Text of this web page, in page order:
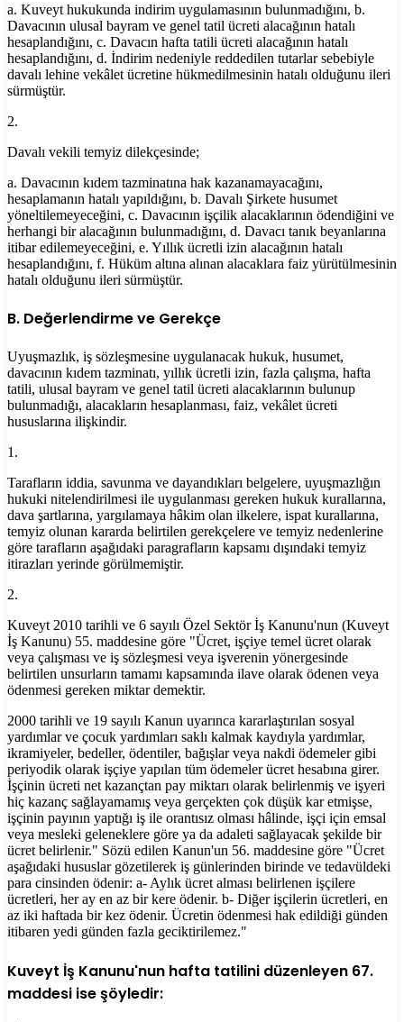
a. Kuveyt hukukunda indirim uygulamasının bulunmadığını, b.
Davacının ulusal bayram ve genel tatil ücreti alacağının hatalı
hesaplandığını, c. Davacın hafta tatili ücreti alacağının hatalı
hesaplandığını, d. İndirim nedeniyle reddedilen tutarlar sebebiyle
davalı lehine vekâlet ücretine hükmedilmesinin hatalı olduğunu ileri
sürmüştür.
2.
Davalı vekili temyiz dilekçesinde;
a. Davacının kıdem tazminatına hak kazanamayacağını,
hesaplamanın hatalı yapıldığını, b. Davalı Şirkete husumet
yöneltilemeyeceğini, c. Davacının işçilik alacaklarının ödendiğini ve
herhangi bir alacağının bulunmadığını, d. Davacı tanık beyanlarına
itibar edilemeyeceğini, e. Yıllık ücretli izin alacağının hatalı
hesaplandığını, f. Hüküm altına alınan alacaklara faiz yürütülmesinin
hatalı olduğunu ileri sürmüştür.
B. Değerlendirme ve Gerekçe
Uyuşmazlık, iş sözleşmesine uygulanacak hukuk, husumet,
davacının kıdem tazminatı, yıllık ücretli izin, fazla çalışma, hafta
tatili, ulusal bayram ve genel tatil ücreti alacaklarının bulunup
bulunmadığı, alacakların hesaplanması, faiz, vekâlet ücreti
hususlarına ilişkindir.
1.
Tarafların iddia, savunma ve dayandıkları belgelere, uyuşmazlığın
hukuki nitelendirilmesi ile uygulanması gereken hukuk kurallarına,
dava şartlarına, yargılamaya hâkim olan ilkelere, ispat kurallarına,
temyiz olunan kararda belirtilen gerekçelere ve temyiz nedenlerine
göre tarafların aşağıdaki paragrafların kapsamı dışındaki temyiz
itirazları yerinde görülmemiştir.
2.
Kuveyt 2010 tarihli ve 6 sayılı Özel Sektör İş Kanunu'nun (Kuveyt
İş Kanunu) 55. maddesine göre "Ücret, işçiye temel ücret olarak
veya çalışması ve iş sözleşmesi veya işverenin yönergesinde
belirtilen unsurların tamamı kapsamında ilave olarak ödenen veya
ödenmesi gereken miktar demektir.
2000 tarihli ve 19 sayılı Kanun uyarınca kararlaştırılan sosyal
yardımlar ve çocuk yardımları saklı kalmak kaydıyla yardımlar,
ikramiyeler, bedeller, ödentiler, bağışlar veya nakdi ödemeler gibi
periyodik olarak işçiye yapılan tüm ödemeler ücret hesabına girer.
İşçinin ücreti net kazançtan pay miktarı olarak belirlenmiş ve işyeri
hiç kazanç sağlayamamış veya gerçekten çok düşük kar etmişse,
işçinin payının yaptığı iş ile orantısız olması hâlinde, işçi için emsal
veya mesleki geleneklere göre ya da adaleti sağlayacak şekilde bir
ücret belirlenir." Sözü edilen Kanun'un 56. maddesine göre "Ücret
aşağıdaki hususlar gözetilerek iş günlerinden birinde ve tedavüldeki
para cinsinden ödenir: a- Aylık ücret alması belirlenen işçilere
ücretleri, her ay en az bir kere ödenir. b- Diğer işçilerin ücretleri, en
az iki haftada bir kez ödenir. Ücretin ödenmesi hak edildiği günden
itibaren yedi günden fazla geciktirilemez."
Kuveyt İş Kanunu'nun hafta tatilini düzenleyen 67.
maddesi ise şöyledir: